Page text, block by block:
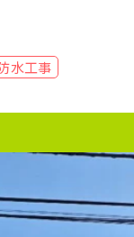
水工事